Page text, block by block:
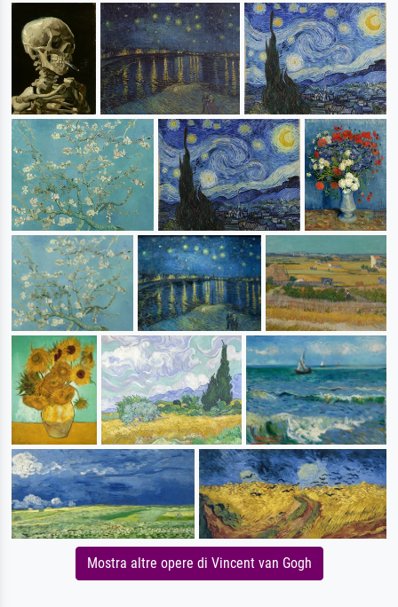
Mostra altre opere di Vincent van Gogh